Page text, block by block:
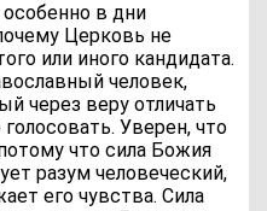
в дни
Церковь не
или иного кандидата.
человек,
через веру отличать
голосовать. Уверен, что
что сила Божия
разум человеческий,
его чувства. Сила